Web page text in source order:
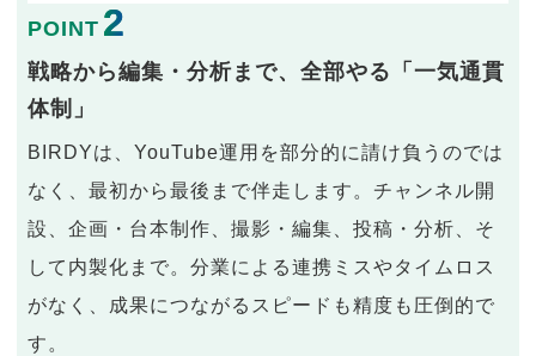
POINT 2
戦略から編集・分析まで、全部やる「一気通貫
体制」
BIRDYは、YouTube運用を部分的に請け負うのでは
なく、最初から最後まで伴走します。チャンネル開
設、企画・台本制作、撮影・編集、投稿・分析、そ
して内製化まで。分業による連携ミスやタイムロス
がなく、成果につながるスピードも精度も圧倒的で
す。